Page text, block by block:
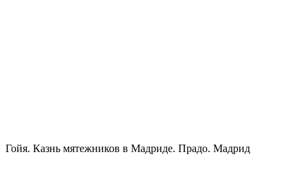
Гойя. Казнь мятежников в Мадриде. Прадо. Мадрид